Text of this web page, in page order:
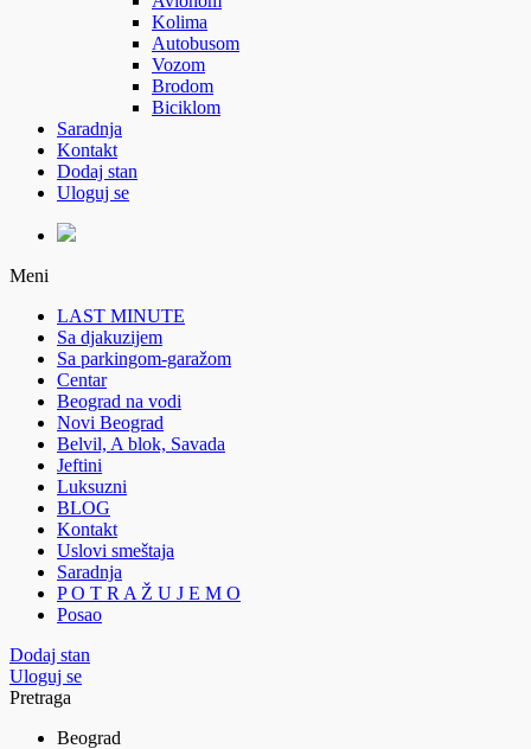
Kolima
Autobusom
Vozom
Brodom
Biciklom
Saradnja
Kontakt
Dodaj stan
Uloguj se
Meni
LAST MINUTE
Sa djakuzijem
Sa parkingom-garažom
Centar
Beograd na vodi
Novi Beograd
Belvil, A blok, Savada
Jeftini
Luksuzni
BLOG
Kontakt
Uslovi smeštaja
Saradnja
P O T R A Ž U J E M O
Posao
Dodaj stan
Uloguj se
Pretraga
Beograd